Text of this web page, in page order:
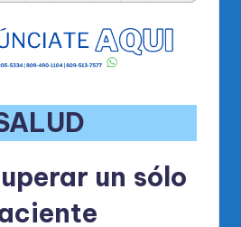
un sólo